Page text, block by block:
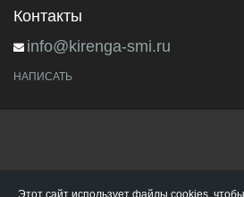
Контакты
info@kirenga-smi.ru
НАПИСАТЬ
Этот сайт использует файлы cookies,